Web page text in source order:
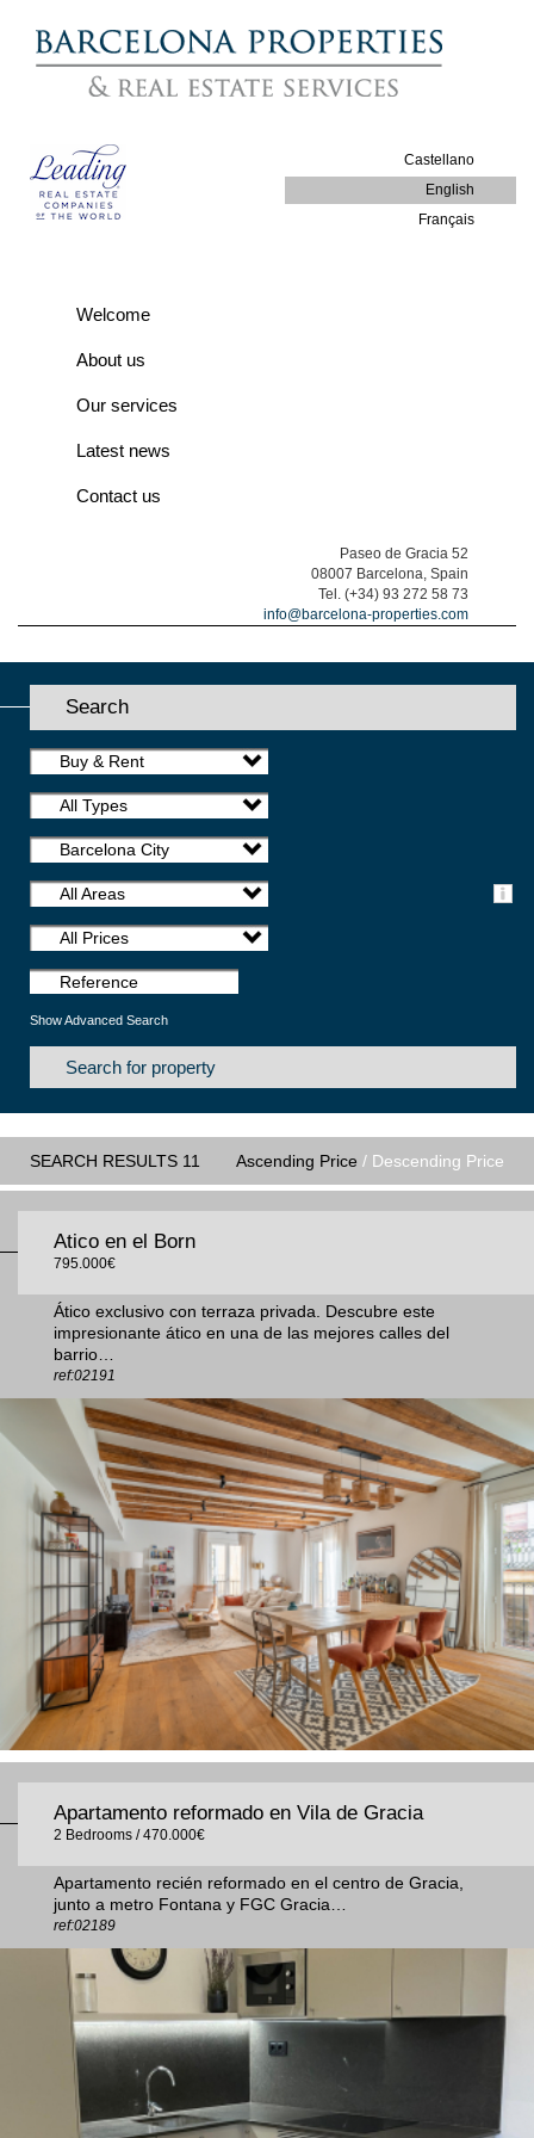
Castellano
English
Français
Welcome
About us
Our services
Latest news
Contact us
Paseo de Gracia 52
08007 Barcelona, Spain
Tel. (+34) 93 272 58 73
info@barcelona-properties.com
Search
Buy & Rent
All Types
Barcelona City
All Areas
All Prices
Show Advanced Search
Search for property
SEARCH RESULTS 11 Ascending Price / Descending Price
Atico en el Born
795.000€
Ático exclusivo con terraza privada. Descubre este
impresionante ático en una de las mejores calles del
barrio…
ref:02191
Apartamento reformado en Vila de Gracia
2 Bedrooms / 470.000€
Apartamento recién reformado en el centro de Gracia,
junto a metro Fontana y FGC Gracia…
ref:02189